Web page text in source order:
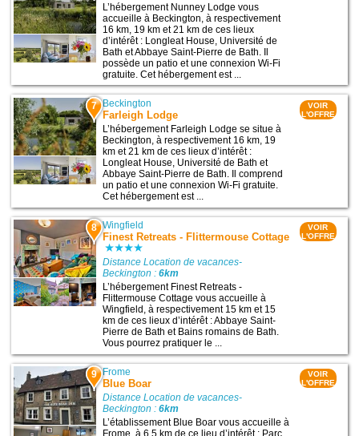
L’hébergement Nunney Lodge vous
accueille à Beckington, à respectivement
16 km, 19 km et 21 km de ces lieux
d’intérêt : Longleat House, Université de
Bath et Abbaye Saint-Pierre de Bath. Il
possède un patio et une connexion Wi-Fi
gratuite. Cet hébergement est ...
7 Beckington
Farleigh Lodge
L’hébergement Farleigh Lodge se situe à
Beckington, à respectivement 16 km, 19
km et 21 km de ces lieux d’intérêt :
Longleat House, Université de Bath et
Abbaye Saint-Pierre de Bath. Il comprend
un patio et une connexion Wi-Fi gratuite.
Cet hébergement est ...
VOIR
L'OFFRE
8 Wingfield
Finest Retreats - Flittermouse Cottage
Distance Location de vacances-
Beckington :6km
L’hébergement Finest Retreats -
Flittermouse Cottage vous accueille à
Wingfield, à respectivement 15 km et 15
km de ces lieux d’intérêt : Abbaye Saint-
Pierre de Bath et Bains romains de Bath.
Vous pourrez pratiquer le ...
VOIR
L'OFFRE
9 Frome
Blue Boar
Distance Location de vacances-
Beckington :6km
L’établissement Blue Boar vous accueille à
VOIR
L'OFFRE